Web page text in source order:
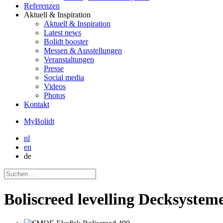
Referenzen
Aktuell & Inspiration
Aktuell & Inspiration
Latest news
Bolidt booster
Messen & Ausstellungen
Veranstaltungen
Presse
Social media
Videos
Photos
Kontakt
MyBolidt
nl
en
de
Boliscreed levelling